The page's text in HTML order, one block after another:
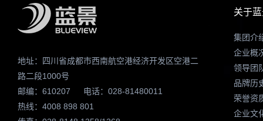
地址：四川省成都市西南航空港经济开发区空港二
路二段1000号
邮编：610207
电话：028-81480011
热线：4008 898 801
关于
集团介
企业概
领导团
品牌历
荣誉资
企业文